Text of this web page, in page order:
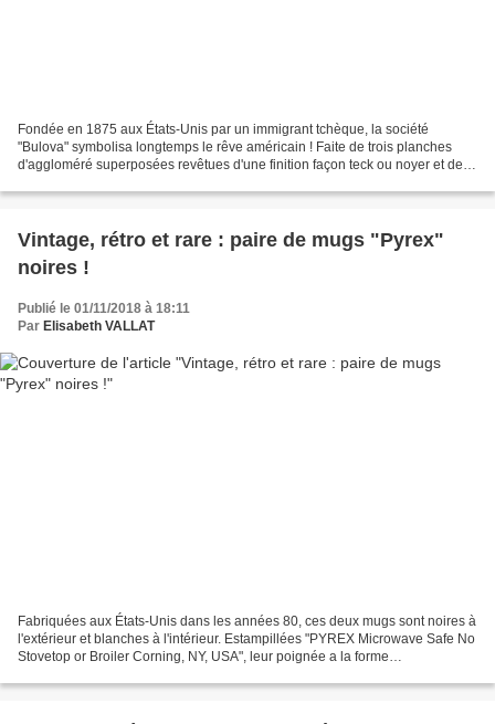
Fondée en 1875 aux États-Unis par un immigrant tchèque, la société
"Bulova" symbolisa longtemps le rêve américain ! Faite de trois planches
d'aggloméré superposées revêtues d'une finition façon teck ou noyer et de
Vintage, rétro et rare : paire de mugs "Pyrex"
noires !
Publié le 01/11/2018 à 18:11
Par Elisabeth VALLAT
Fabriquées aux États-Unis dans les années 80, ces deux mugs sont noires à
l'extérieur et blanches à l'intérieur. Estampillées "PYREX Microwave Safe No
Stovetop or Broiler Corning, NY, USA", leur poignée a la forme